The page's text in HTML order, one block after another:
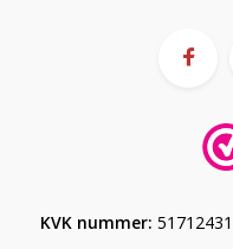
KVK nummer: 51712431